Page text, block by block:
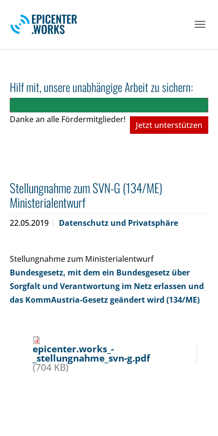
Hilf mit, unsere unabhängige Arbeit zu sichern:
Danke an alle Fördermitglieder!
Jetzt unterstützen
Stellungnahme zum SVN-G (134/ME)
Ministerialentwurf
22.05.2019 Datenschutz und Privatsphäre
Stellungnahme zum Ministerialentwurf
Bundesgesetz, mit dem ein Bundesgesetz über
Sorgfalt und Verantwortung im Netz erlassen und
das KommAustria-Gesetz geändert wird (134/ME)
epicenter.works_-
_stellungnahme_svn-g.pdf
(704 KB)